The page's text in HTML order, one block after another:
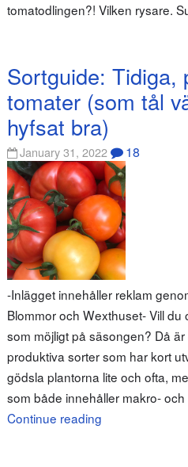
tomatodlingen?! Vilken rysare.
Sortguide: Tidiga,
tomater (som tål
hyfsat bra)
January 31, 2022 18
-Inlägget innehåller reklam
Blommor och Wexthuset- Vill
som möjligt på säsongen? Då
produktiva sorter som har kort
gödsla plantorna lite och ofta,
som både innehåller makro-
Continue reading